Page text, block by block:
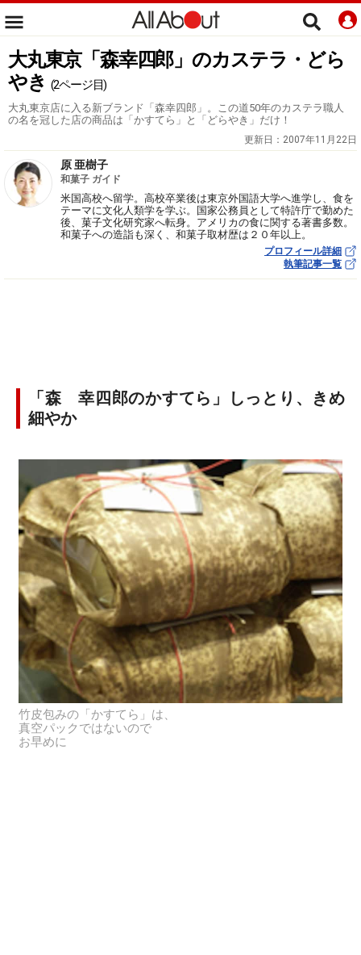
大丸東京「森幸四郎」のカステラ・どら
やき (2ページ目)
大丸東京店に入る新ブランド「森幸四郎」。この道50年のカステラ職人
の名を冠した店の商品は「かすてら」と「どらやき」だけ！
更新日： 2007年11月22日
原 亜樹子
和菓子 ガイド
米国高校へ留学。高校卒業後は東京外国語大学へ進学し、食を
テーマに文化人類学を学ぶ。国家公務員として特許庁で勤めた
後、菓子文化研究家へ転身。アメリカの食に関する著書多数。
和菓子への造詣も深く、和菓子取材歴は２０年以上。
プロフィール詳細
執筆記事一覧
「森 幸四郎のかすてら」しっとり、きめ
細やか
竹皮包みの「かすてら」は、
真空パックではないので
お早めに